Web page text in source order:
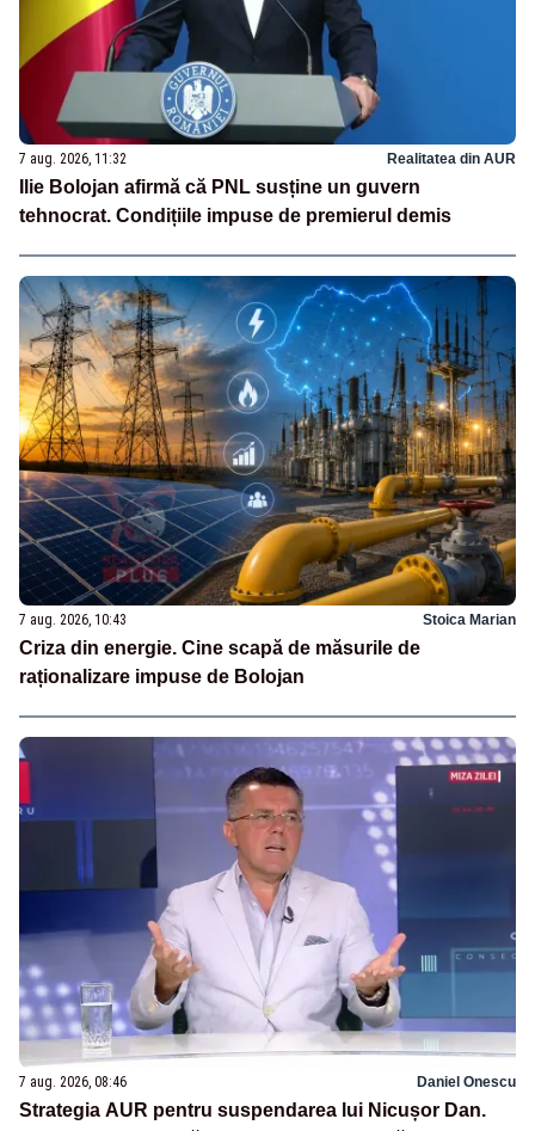
7 aug. 2026, 11:32 Realitatea din AUR
Ilie Bolojan afirmă că PNL susține un guvern
tehnocrat. Condițiile impuse de premierul demis
7 aug. 2026, 10:43 Stoica Marian
Criza din energie. Cine scapă de măsurile de
raționalizare impuse de Bolojan
7 aug. 2026, 08:46 Daniel Onescu
Strategia AUR pentru suspendarea lui Nicușor Dan.